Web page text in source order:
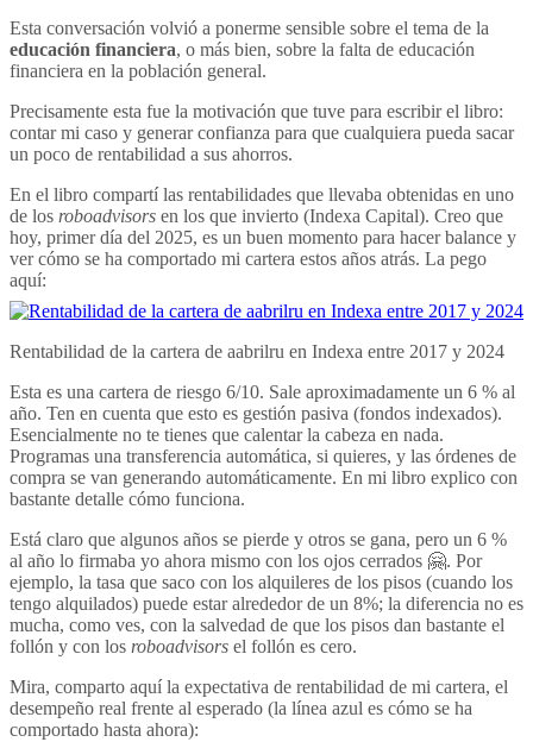
Esta conversación volvió a ponerme sensible sobre el tema de la
educación financiera, o más bien, sobre la falta de educación
financiera en la población general.
Precisamente esta fue la motivación que tuve para escribir el libro:
contar mi caso y generar confianza para que cualquiera pueda sacar
un poco de rentabilidad a sus ahorros.
En el libro compartí las rentabilidades que llevaba obtenidas en uno
de los roboadvisors en los que invierto (Indexa Capital). Creo que
hoy, primer día del 2025, es un buen momento para hacer balance y
ver cómo se ha comportado mi cartera estos años atrás. La pego
aquí:
Rentabilidad de la cartera de aabrilru en Indexa entre 2017 y 2024
Esta es una cartera de riesgo 6/10. Sale aproximadamente un 6 % al
año. Ten en cuenta que esto es gestión pasiva (fondos indexados).
Esencialmente no te tienes que calentar la cabeza en nada.
Programas una transferencia automática, si quieres, y las órdenes de
compra se van generando automáticamente. En mi libro explico con
bastante detalle cómo funciona.
Está claro que algunos años se pierde y otros se gana, pero un 6 %
al año lo firmaba yo ahora mismo con los ojos cerrados 🤗. Por
ejemplo, la tasa que saco con los alquileres de los pisos (cuando los
tengo alquilados) puede estar alrededor de un 8%; la diferencia no es
mucha, como ves, con la salvedad de que los pisos dan bastante el
follón y con los roboadvisors el follón es cero.
Mira, comparto aquí la expectativa de rentabilidad de mi cartera, el
desempeño real frente al esperado (la línea azul es cómo se ha
comportado hasta ahora):